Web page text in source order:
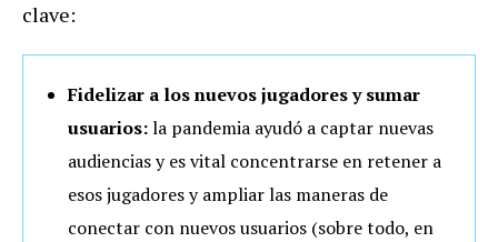
clave:
Fidelizar a los nuevos jugadores y sumar
usuarios:la pandemia ayudó a captar nuevas
audiencias y es vital concentrarse en retener a
esos jugadores y ampliar las maneras de
conectar con nuevos usuarios (sobre todo, en